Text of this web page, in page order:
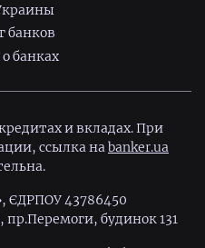
банков
банках
и вкладах. При
ссылка на banker.ua
43786450
пр.Перемоги, будинок 131